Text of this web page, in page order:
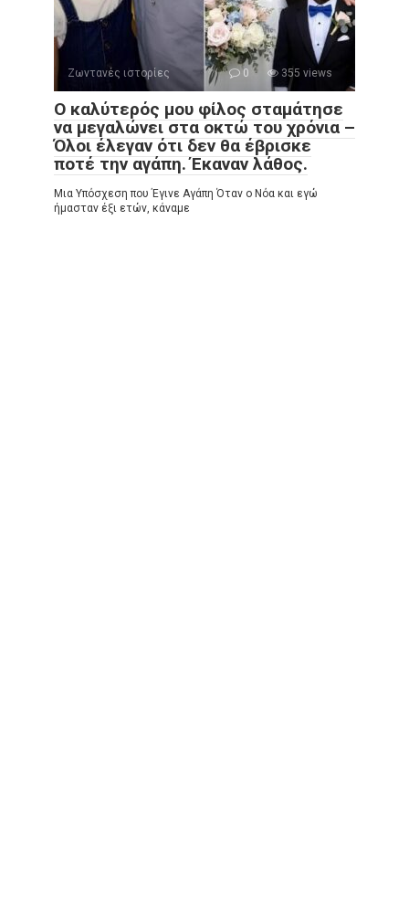
Ζωντανές ιστορίες 0 355 views
Ο καλύτερός μου φίλος σταμάτησε
να μεγαλώνει στα οκτώ του χρόνια –
Όλοι έλεγαν ότι δεν θα έβρισκε
ποτέ την αγάπη. Έκαναν λάθος.
Μια Υπόσχεση που Έγινε Αγάπη Όταν ο Νόα και εγώ
ήμασταν έξι ετών, κάναμε